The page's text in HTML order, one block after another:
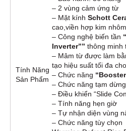
Tính Năng
Sản Phẩm
– 2 vùng cảm ứng từ
– Mặt kính Schott
cao,viền hợp kim
– Công nghệ biến tần
Inverter”” thông minh
– Mâm từ được làm
tạo hiệu suất tối đa
– Chức năng
– Chức năng tạm
– Điều khiển “Slide
– Tính năng hẹn giờ
– Tự nhận diện vùng
– Chức năng tùy chọn